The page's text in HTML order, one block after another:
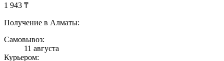
1 943 ₸
Получение в Алматы:
Самовывоз:
11 августа
Курьером: